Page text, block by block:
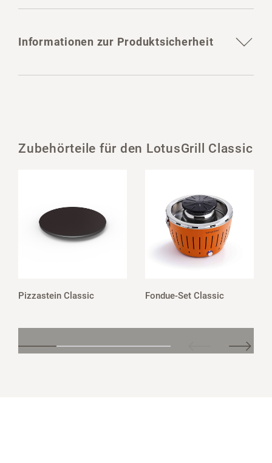
Informationen zur Produktsicherheit
Zubehörteile für den LotusGrill Classic
Pizzastein Classic Fondue-Set Classic